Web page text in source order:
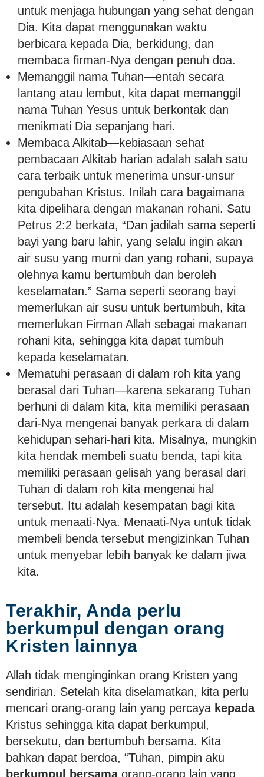
untuk menjaga hubungan yang sehat dengan
Dia. Kita dapat menggunakan waktu
berbicara kepada Dia, berkidung, dan
membaca firman-Nya dengan penuh doa.
Memanggil nama Tuhan—entah secara
lantang atau lembut, kita dapat memanggil
nama Tuhan Yesus untuk berkontak dan
menikmati Dia sepanjang hari.
Membaca Alkitab—kebiasaan sehat
pembacaan Alkitab harian adalah salah satu
cara terbaik untuk menerima unsur-unsur
pengubahan Kristus. Inilah cara bagaimana
kita dipelihara dengan makanan rohani. Satu
Petrus 2:2 berkata, “Dan jadilah sama seperti
bayi yang baru lahir, yang selalu ingin akan
air susu yang murni dan yang rohani, supaya
olehnya kamu bertumbuh dan beroleh
keselamatan.” Sama seperti seorang bayi
memerlukan air susu untuk bertumbuh, kita
memerlukan Firman Allah sebagai makanan
rohani kita, sehingga kita dapat tumbuh
kepada keselamatan.
Mematuhi perasaan di dalam roh kita yang
berasal dari Tuhan—karena sekarang Tuhan
berhuni di dalam kita, kita memiliki perasaan
dari-Nya mengenai banyak perkara di dalam
kehidupan sehari-hari kita. Misalnya, mungkin
kita hendak membeli suatu benda, tapi kita
memiliki perasaan gelisah yang berasal dari
Tuhan di dalam roh kita mengenai hal
tersebut. Itu adalah kesempatan bagi kita
untuk menaati-Nya. Menaati-Nya untuk tidak
membeli benda tersebut mengizinkan Tuhan
untuk menyebar lebih banyak ke dalam jiwa
kita.
Terakhir, Anda perlu
berkumpul dengan orang
Kristen lainnya
Allah tidak menginginkan orang Kristen yang
sendirian. Setelah kita diselamatkan, kita perlu
mencari orang-orang lain yang percaya kepada
Kristus sehingga kita dapat berkumpul,
bersekutu, dan bertumbuh bersama. Kita
bahkan dapat berdoa, “Tuhan, pimpin aku
berkumpul bersamaorang-orang lain yang